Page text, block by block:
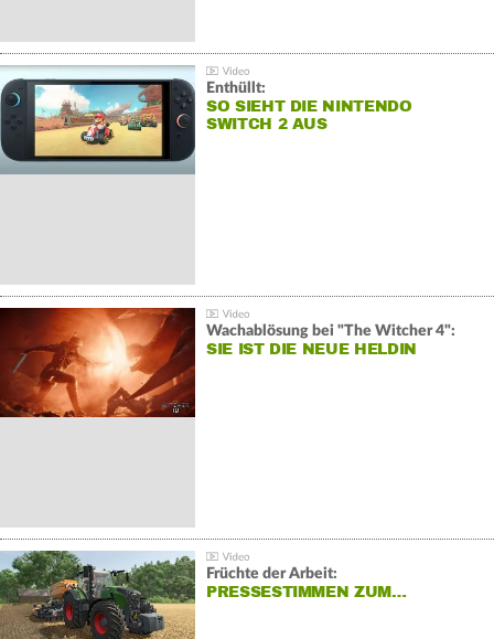
Enthüllt:
SO SIEHT DIE NINTENDO
SWITCH 2 AUS
Wachablösung bei "The Witcher 4":
SIE IST DIE NEUE HELDIN
Früchte der Arbeit:
PRESSESTIMMEN ZUM…